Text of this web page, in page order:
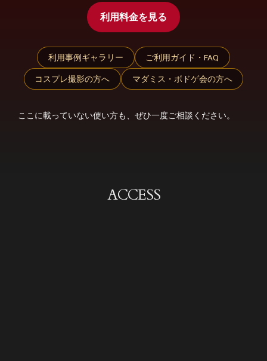
利用料金を見る
利用事例ギャラリー ご利用ガイド・FAQ
コスプレ撮影の方へ マダミス・ボドゲ会の方へ
ここに載っていない使い方も、ぜひ一度ご相談ください。
ACCESS